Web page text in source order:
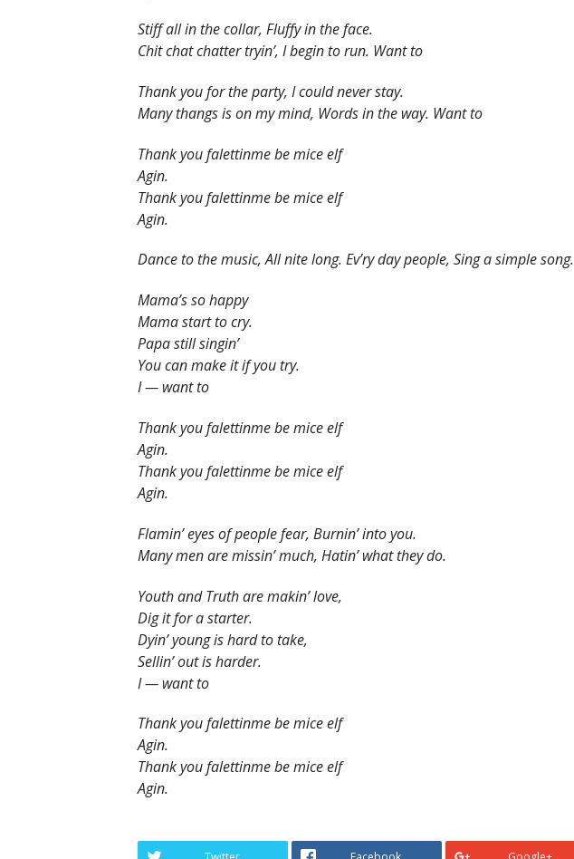
Stiff all in the collar, Fluffy in the face.
Chit chat chatter tryin’, I begin to run. Want to
Thank you for the party, I could never stay.
Many thangs is on my mind, Words in the way. Want to
Thank you falettinme be mice elf
Agin.
Thank you falettinme be mice elf
Agin.
Dance to the music, All nite long. Ev’ry day people, Sing a simple song.
Mama’s so happy
Mama start to cry.
Papa still singin’
You can make it if you try.
I — want to
Thank you falettinme be mice elf
Agin.
Thank you falettinme be mice elf
Agin.
Flamin’ eyes of people fear, Burnin’ into you.
Many men are missin’ much, Hatin’ what they do.
Youth and Truth are makin’ love,
Dig it for a starter.
Dyin’ young is hard to take,
Sellin’ out is harder.
I — want to
Thank you falettinme be mice elf
Agin.
Thank you falettinme be mice elf
Agin.